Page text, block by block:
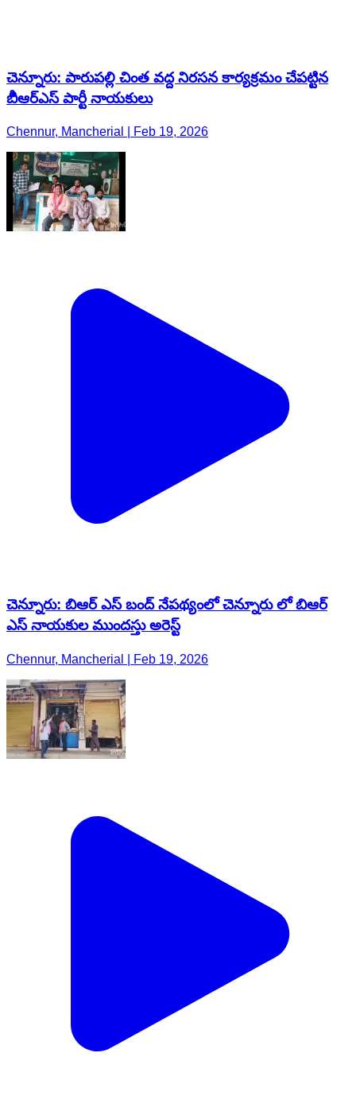
చెన్నూరు: పారుపల్లి చింత వద్ద నిరసన కార్యక్రమం చేపట్టిన
బీిఆర్ఎస్ పార్టీ నాయకులు
Chennur, Mancherial | Feb 19, 2026
చెన్నూరు: బిఆర్ ఎస్ బంద్ నేపథ్యంలో చెన్నూరు లో బిఆర్
ఎస్ నాయకుల ముందస్తు అరెస్ట్
Chennur, Mancherial | Feb 19, 2026